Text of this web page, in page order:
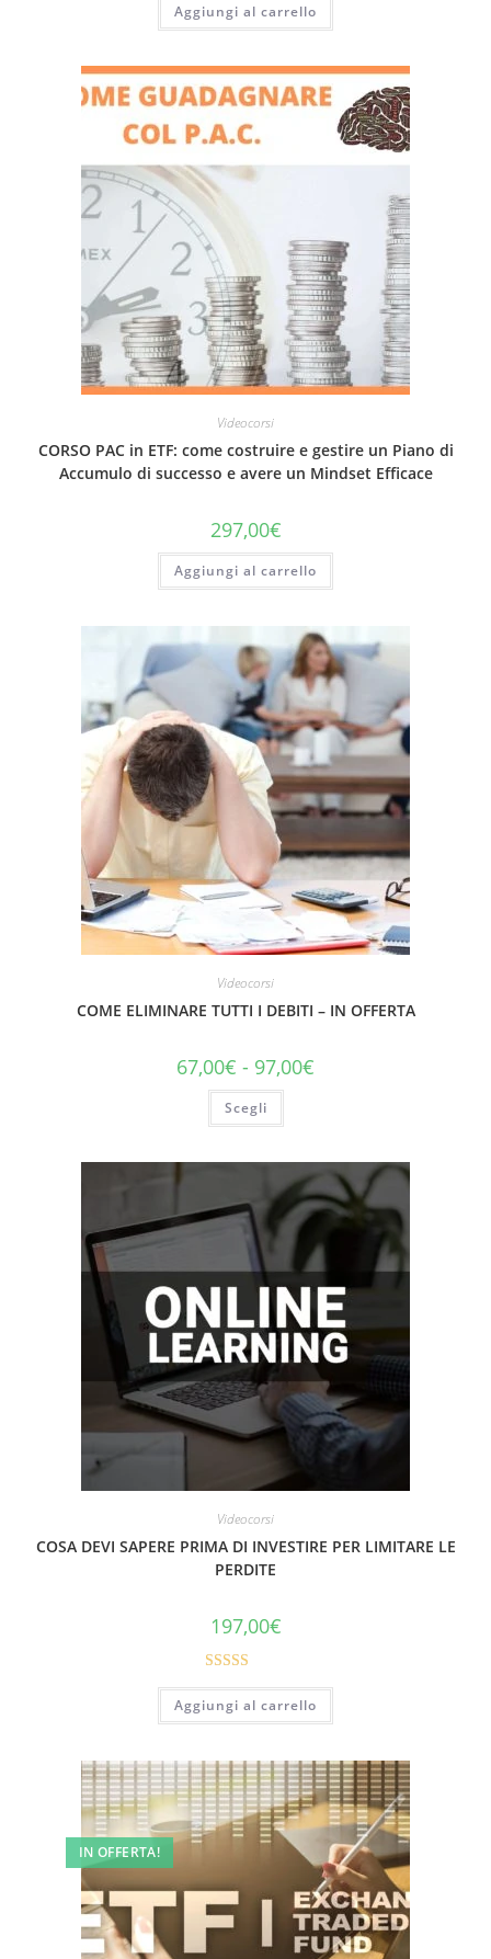
Aggiungi al carrello
Videocorsi
CORSO PAC in ETF: come costruire e gestire un Piano di
Accumulo di successo e avere un Mindset Efficace
297,00€
Aggiungi al carrello
Videocorsi
COME ELIMINARE TUTTI I DEBITI – IN OFFERTA
67,00€ - 97,00€
Scegli
Videocorsi
COSA DEVI SAPERE PRIMA DI INVESTIRE PER LIMITARE LE
PERDITE
197,00€
Valutato
5.00su 5
Aggiungi al carrello
IN OFFERTA!